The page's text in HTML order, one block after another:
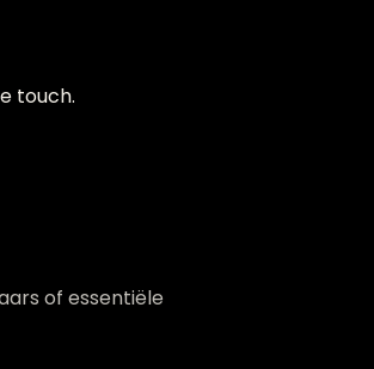
touch.
of essentiële